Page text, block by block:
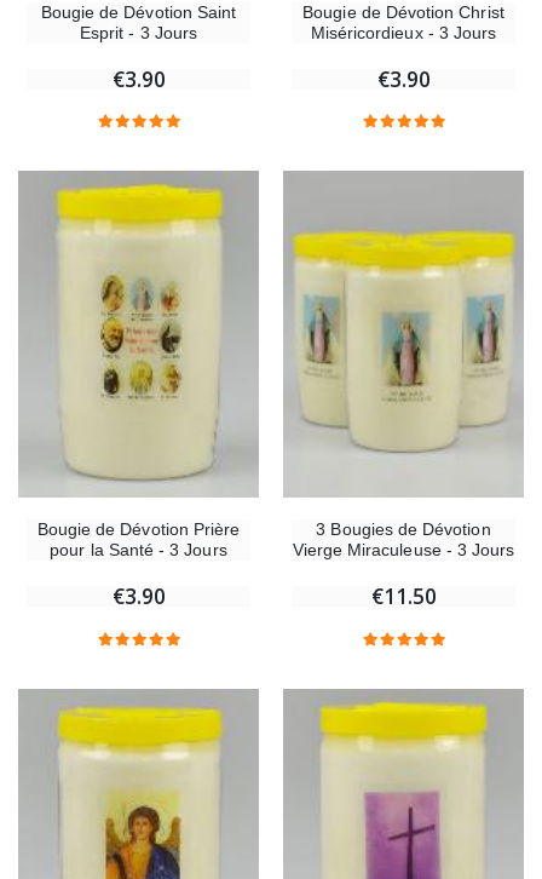
Bougie de Dévotion Saint
Esprit - 3 Jours
€3.90
Bougie de Dévotion Christ
Miséricordieux - 3 Jours
€3.90
Bougie de Dévotion Prière
pour la Santé - 3 Jours
€3.90
3 Bougies de Dévotion
Vierge Miraculeuse - 3 Jours
€11.50